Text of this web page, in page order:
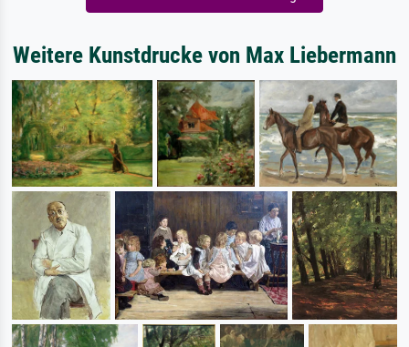
Weitere Kunstdrucke von Max Liebermann